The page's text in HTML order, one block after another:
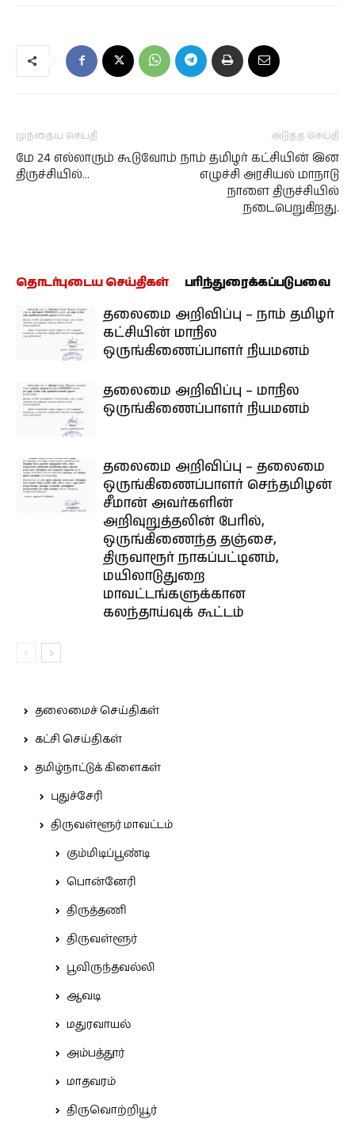
முந்தைய செய்தி
மே 24 எல்லாரும் கூடுவோம்
திருச்சியில்…
அடுத்த செய்தி
நாம் தமிழர் கட்சியின் இன
எழுச்சி அரசியல் மாநாடு
நாளை திருச்சியில்
நடைபெறுகிறது.
தொடர்புடைய செய்திகள் பரிந்துரைக்கப்படுபவை
தலைமை அறிவிப்பு – நாம் தமிழர்
கட்சியின் மாநில
ஒருங்கிணைப்பாளர் நியமனம்
தலைமை அறிவிப்பு – மாநில
ஒருங்கிணைப்பாளர் நியமனம்
தலைமை அறிவிப்பு – தலைமை
ஒருங்கிணைப்பாளர் செந்தமிழன்
சீமான் அவர்களின்
அறிவுறுத்தலின் பேரில்,
ஒருங்கிணைந்த தஞ்சை,
திருவாரூர் நாகப்பட்டினம்,
மயிலாடுதுறை
மாவட்டங்களுக்கான
கலந்தாய்வுக் கூட்டம்
தலைமைச் செய்திகள்
கட்சி செய்திகள்
தமிழ்நாட்டுக் கிளைகள்
புதுச்சேரி
திருவள்ளூர் மாவட்டம்
கும்மிடிப்பூண்டி
பொன்னேரி
திருத்தணி
திருவள்ளூர்
பூவிருந்தவல்லி
ஆவடி
மதுரவாயல்
அம்பத்தூர்
மாதவரம்
திருவொற்றியூர்